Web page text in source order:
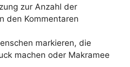
zur Anzahl der
den Kommentaren
markieren, die
machen oder Makramee